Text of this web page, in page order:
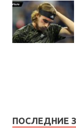
ПОСЛЕДНИЕ